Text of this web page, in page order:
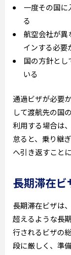
一度その国に
る
航空会社が異
インする必要
国の方針とし
いる
通過ビザが必要
して渡航先の国
利用する場合は
怠ると、乗り継
へ引き返すこと
長期滞在ビ
長期滞在ビザは
超えるような長
行されるビザの
段に厳しく、準